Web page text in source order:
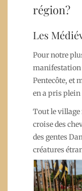
région?
Les
Pour notre
manifestation
Pentecôte, et
en a pris plein
Tout le village
croise des
des gentes
créatures